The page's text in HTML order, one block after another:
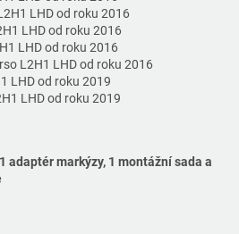
LHD od roku 2016
LHD od roku 2016
LHD od roku 2016
L2H1 LHD od roku 2016
LHD od roku 2019
LHD od roku 2019
1 adaptér markýzy, 1 montážní sada a